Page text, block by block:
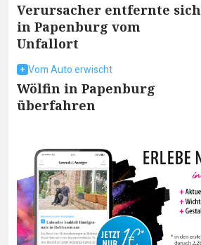
Verursacher entfernte sich
in Papenburg vom
Unfallort
Vom Auto erwischt
Wölfin in Papenburg
überfahren